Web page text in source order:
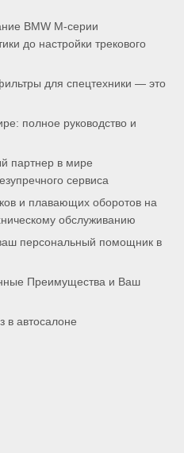
BMW M-серии
до настройки трекового
для спецтехники — это
полное руководство и
партнер в мире
сервиса
и плавающих оборотов на
обслуживанию
персональный помощник в
Преимущества и Ваш
в автосалоне